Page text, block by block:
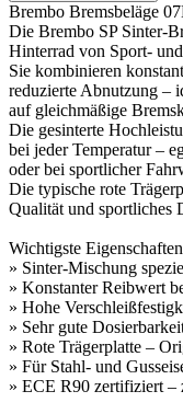
Brembo Bremsbeläge
Die Brembo SP Sinter-
Hinterrad von Sport-
Sie kombinieren
reduzierte Abnutzung –
auf gleichmäßige
Die gesinterte
bei jeder Temperatur –
oder bei sportlicher
Die typische rote
Qualität und sportliches
Wichtigste
» Sinter-Mischung
» Konstanter Reibwert
» Hohe
» Sehr gute
» Rote Trägerplatte –
» Für Stahl- und
» ECE R90 zertifiziert –